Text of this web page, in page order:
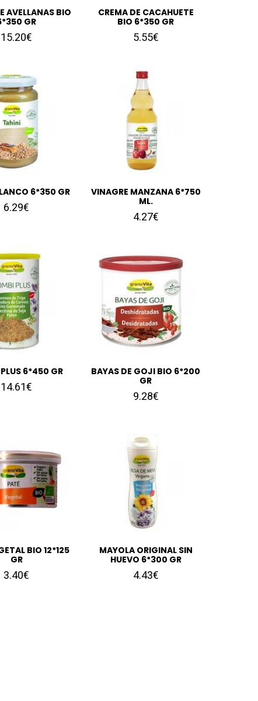
AVELLANAS BIO
GR
15.20€
CREMA DE CACAHUETE
BIO 6*350 GR
5.55€
6*350 GR
6.29€
VINAGRE MANZANA 6*750
ML.
4.27€
6*450 GR
14.61€
BAYAS DE GOJI BIO 6*200
GR
9.28€
BIO 12*125
GR
3.40€
MAYOLA ORIGINAL SIN
HUEVO 6*300 GR
4.43€